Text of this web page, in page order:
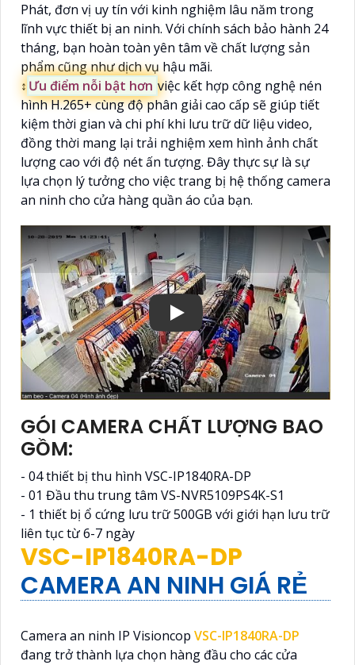
Phát, đơn vị uy tín với kinh nghiệm lâu năm trong
lĩnh vực thiết bị an ninh. Với chính sách bảo hành 24
tháng, bạn hoàn toàn yên tâm về chất lượng sản
phẩm cũng như dịch vụ hậu mãi.
↕️ Ưu điểm nỗi bật hơn việc kết hợp công nghệ nén
hình H.265+ cùng độ phân giải cao cấp sẽ giúp tiết
kiệm thời gian và chi phí khi lưu trữ dữ liệu video,
đồng thời mang lại trải nghiệm xem hình ảnh chất
lượng cao với độ nét ấn tượng. Đây thực sự là sự
lựa chọn lý tưởng cho việc trang bị hệ thống camera
an ninh cho cửa hàng quần áo của bạn.
GÓI CAMERA CHẤT LƯỢNG BAO
GỒM:
- 04 thiết bị thu hình VSC-IP1840RA-DP
- 01 Đầu thu trung tâm VS-NVR5109PS4K-S1
- 1 thiết bị ổ cứng lưu trữ 500GB với giới hạn lưu trữ
liên tục từ 6-7 ngày
VSC-IP1840RA-DP
CAMERA AN NINH GIÁ RẺ
Camera an ninh IP Visioncop VSC-IP1840RA-DP
đang trở thành lựa chọn hàng đầu cho các cửa